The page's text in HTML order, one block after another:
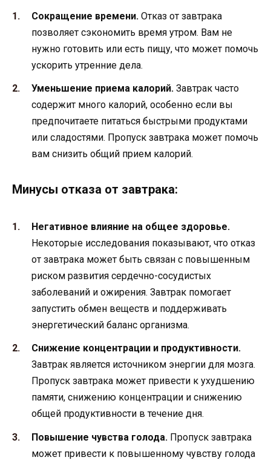
Сокращение времени. Отказ от завтрака
позволяет сэкономить время утром. Вам не
нужно готовить или есть пищу, что может помочь
ускорить утренние дела.
Уменьшение приема калорий. Завтрак часто
содержит много калорий, особенно если вы
предпочитаете питаться быстрыми продуктами
или сладостями. Пропуск завтрака может помочь
вам снизить общий прием калорий.
Минусы отказа от завтрака:
Негативное влияние на общее здоровье.
Некоторые исследования показывают, что отказ
от завтрака может быть связан с повышенным
риском развития сердечно-сосудистых
заболеваний и ожирения. Завтрак помогает
запустить обмен веществ и поддерживать
энергетический баланс организма.
Снижение концентрации и продуктивности.
Завтрак является источником энергии для мозга.
Пропуск завтрака может привести к ухудшению
памяти, снижению концентрации и снижению
общей продуктивности в течение дня.
Повышение чувства голода. Пропуск завтрака
может привести к повышенному чувству голода